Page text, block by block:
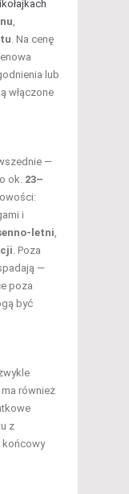
. Na cenę
lub
włączone
—
ok. 23–
i
letni
. Poza
—
poza
być
ma również
z
końcowy